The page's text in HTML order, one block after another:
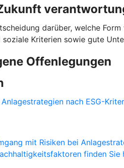
darüber, welche
Kriterien sowie gute
Offenlegungen
nach ESG-
mit Risiken bei
finden Sie